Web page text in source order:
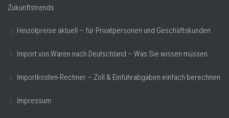
Zukunftstrends
Heizölpreise aktuell – für Privatpersonen und Geschäftskunden
Import von Waren nach Deutschland – Was Sie wissen müssen
Importkosten-Rechner – Zoll & Einfuhrabgaben einfach berechnen
Impressum